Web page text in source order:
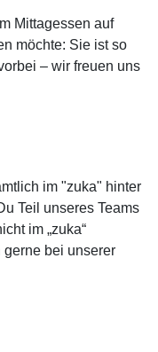
Mittagessen auf
möchte: Sie ist so
– wir freuen uns
im "zuka" hinter
Teil unseres Teams
im „zuka“
bei unserer